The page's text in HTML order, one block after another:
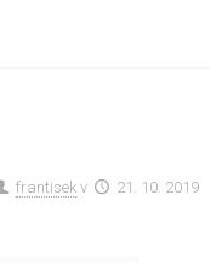
frantisek v 21. 10. 2019